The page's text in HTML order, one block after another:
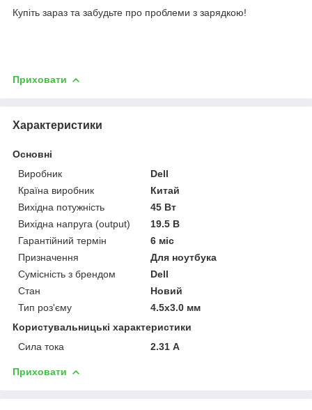
Купіть зараз та забудьте про проблеми з зарядкою!
Приховати
Характеристики
Основні
Виробник
Dell
Країна виробник
Китай
Вихідна потужність
45 Вт
Вихідна напруга (output)
19.5 В
Гарантійний термін
6 міс
Призначення
Для ноутбука
Сумісність з брендом
Dell
Стан
Новий
Тип роз'єму
4.5x3.0 мм
Користувальницькі характеристики
Сила тока
2.31 А
Приховати